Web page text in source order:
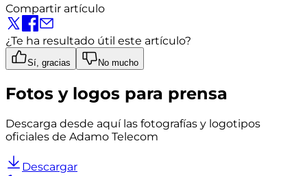
Compartir artículo
¿Te ha resultado útil este artículo?
Sí, gracias No mucho
Fotos y logos para prensa
Descarga desde aquí las fotografías y logotipos
oficiales de Adamo Telecom
Descargar